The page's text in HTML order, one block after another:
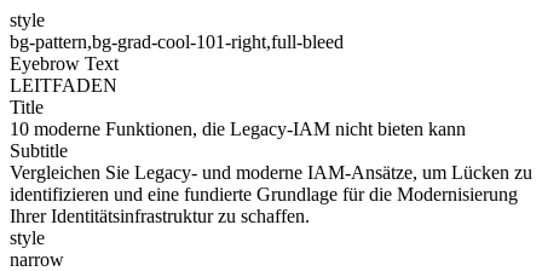
style
bg-pattern,bg-grad-cool-101-right,full-bleed
Eyebrow Text
LEITFADEN
Title
10 moderne Funktionen, die Legacy-IAM nicht bieten kann
Subtitle
Vergleichen Sie Legacy- und moderne IAM-Ansätze, um Lücken zu
identifizieren und eine fundierte Grundlage für die Modernisierung
Ihrer Identitätsinfrastruktur zu schaffen.
style
narrow